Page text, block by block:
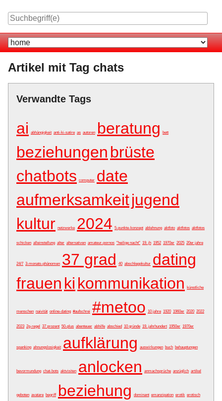
Navigation
Artikel mit Tag chats
Verwandte Tags
ai abhängigkeit anti-ki-satire as autoren beratung bett
beziehungen brüste
chatbots computer date
aufmerksamkeitjugend
kultur netzwerke 2024 5-punkte-konzept ablehnung aktfoto aktfotos aktfotos
schicken alleinstellung alter alternativen amateur-pornos "heilige nacht" 19. jh 1952 1970er 2025 20er jahre
24/7 3-monats-phänomen 37 grad 40 abschleppkultur dating
frauen ki kommunikation künstliche
menschen naivität online-dating #aufschrei #metoo 10 jahre 1920 1960er 2020 2022
2023 2g-regel 37 prozent 50-plus abenteuer abhilfe abschied 10 gründe 19. jahrhundert 1950er 1970er
spanking ahnungslosigkeit aufklärung auswirkungen buch behauptungen
bevormundung chat-bots aktvisiten anlocken anmachsprüche anzüglich artikel
geboten avatare begriff beziehung dominant emanzipation erotik erotisch